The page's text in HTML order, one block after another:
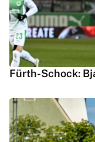
Fürth-Schock: